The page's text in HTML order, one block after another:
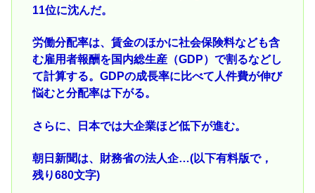
11位に沈んだ。
労働分配率は、賃金のほかに社会保険料なども含
む雇用者報酬を国内総生産（GDP）で割るなどし
て計算する。GDPの成長率に比べて人件費が伸び
悩むと分配率は下がる。
さらに、日本では大企業ほど低下が進む。
朝日新聞は、財務省の法人企…(以下有料版で，
残り680文字)